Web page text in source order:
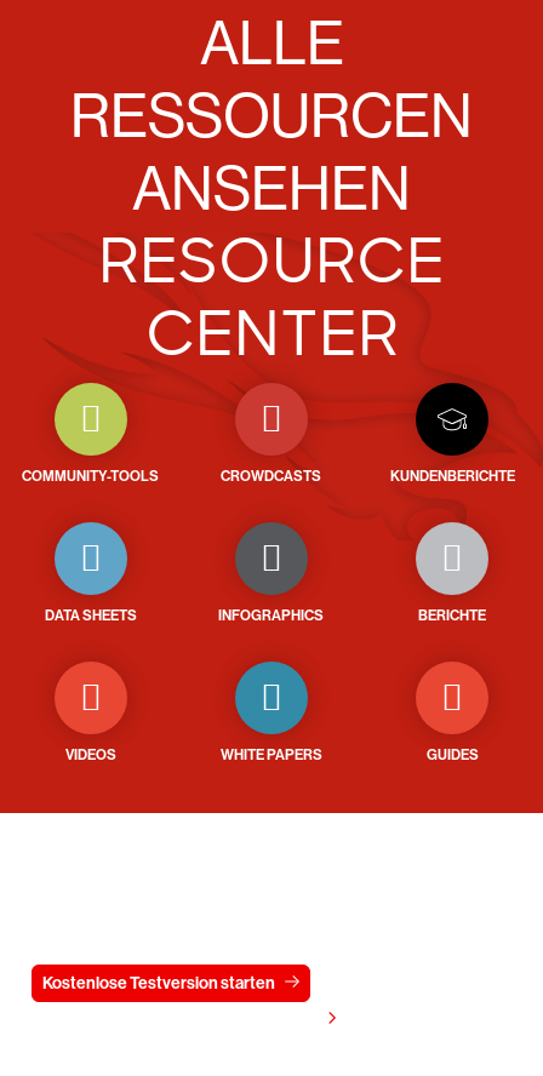
ALLE
RESSOURCEN
ANSEHEN
RESOURCE
CENTER
COMMUNITY-TOOLS CROWDCASTS KUNDENBERICHTE
DATA SHEETS INFOGRAPHICS BERICHTE
VIDEOS WHITE PAPERS GUIDES
Kostenlose Testversion starten